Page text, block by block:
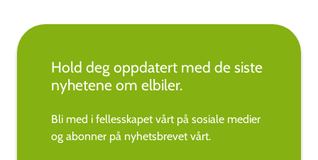
Hold deg oppdatert med de siste
nyhetene om elbiler.
Bli med i fellesskapet vårt på sosiale medier
og abonner på nyhetsbrevet vårt.